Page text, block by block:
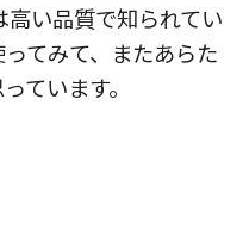
高い品質で知られてい
てみて、またあらた
ています。